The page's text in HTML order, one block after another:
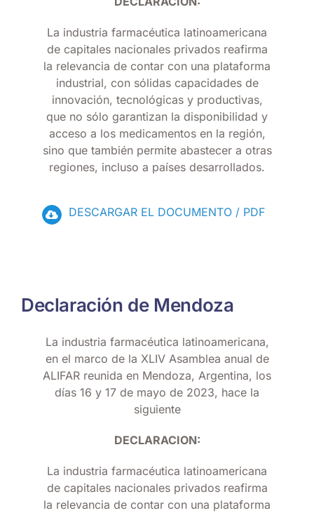
La industria farmacéutica latinoamericana
de capitales nacionales privados reafirma
la relevancia de contar con una plataforma
industrial, con sólidas capacidades de
innovación, tecnológicas y productivas,
que no sólo garantizan la disponibilidad y
acceso a los medicamentos en la región,
sino que también permite abastecer a otras
regiones, incluso a países desarrollados.
DESCARGAR EL DOCUMENTO / PDF
Declaración de Mendoza
La industria farmacéutica latinoamericana,
en el marco de la XLIV Asamblea anual de
ALIFAR reunida en Mendoza, Argentina, los
días 16 y 17 de mayo de 2023, hace la
siguiente
DECLARACION:
La industria farmacéutica latinoamericana
de capitales nacionales privados reafirma
la relevancia de contar con una plataforma